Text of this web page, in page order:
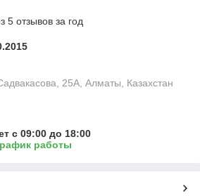
5 отзывов за год
25А, Алматы, Казахстан
с 09:00 до 18:00
работы